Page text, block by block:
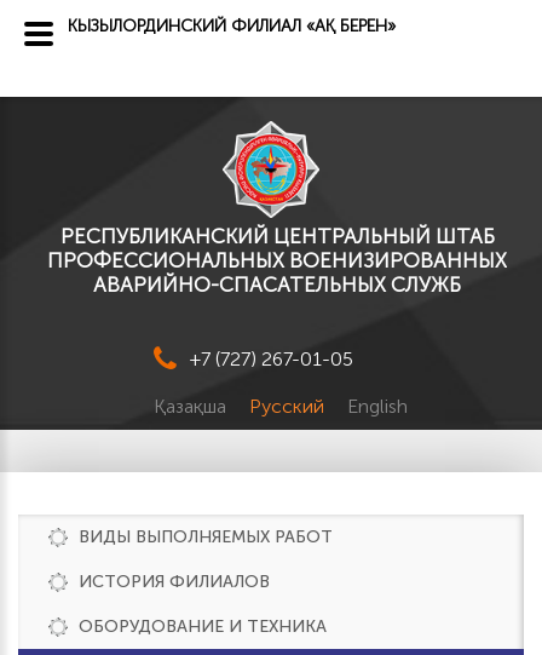
РЕСПУБЛИКАНСКИЙ ЦЕНТРАЛЬНЫЙ ШТАБ
ПРОФЕССИОНАЛЬНЫХ ВОЕНИЗИРОВАННЫХ
АВАРИЙНО-СПАСАТЕЛЬНЫХ СЛУЖБ
+7 (727) 267-01-05
Қазақша Русский English
ВИДЫ ВЫПОЛНЯЕМЫХ РАБОТ
ИСТОРИЯ ФИЛИАЛОВ
ОБОРУДОВАНИЕ И ТЕХНИКА
КЫЗЫЛОРДИНСКИЙ ФИЛИАЛ «АҚ БЕРЕН»